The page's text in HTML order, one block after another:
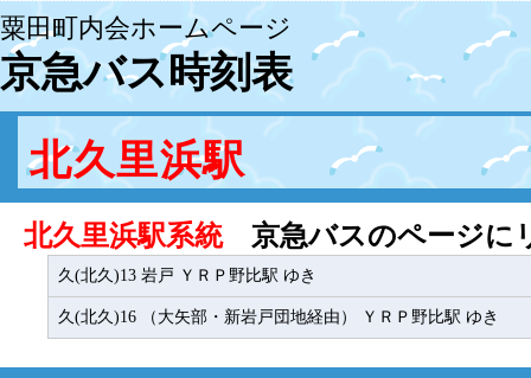
粟田町内会ホームページ
京急バス時刻表
北久里浜駅
北久里浜駅系統 京急バスのページに
久(北久)13 岩戸 ＹＲＰ野比駅 ゆき
久(北久)16 （大矢部・新岩戸団地経由） ＹＲＰ野比駅 ゆき